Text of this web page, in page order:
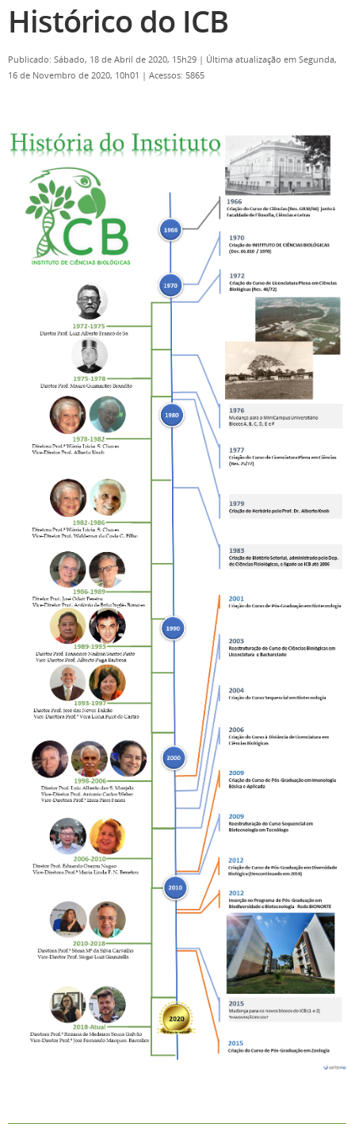
Histórico do ICB
Publicado: Sábado, 18 de Abril de 2020, 15h29 | Última atualização em Segunda,
16 de Novembro de 2020, 10h01 | Acessos: 5865